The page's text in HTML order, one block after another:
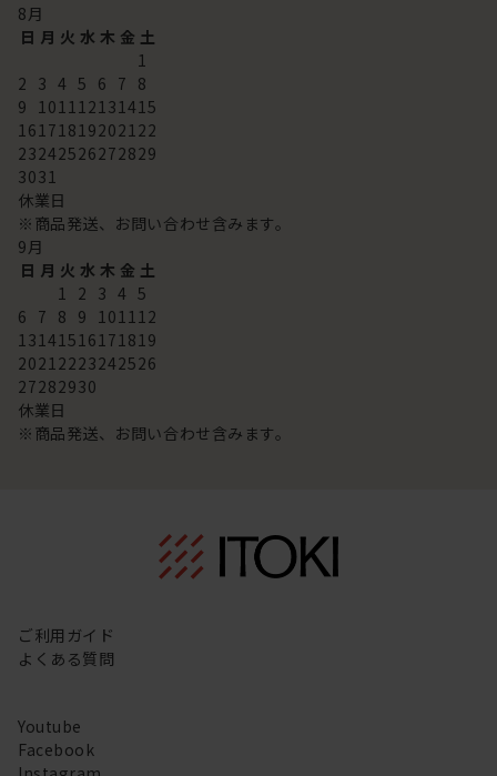
8 月
日 月 火 水 木 金 土
1
2 3 4 5 6 7 8
9
10 11 12 13 14 15
16 17 18 192021 22
23242526272829
3031
休業日
※商品発送、お問い合わせ含みます。
9 月
日 月 火 水 木 金 土
1
2 3 4 5
6 7 8 9 10 11 12
13 14 15 16 17 18 19
2021 2223242526
27282930
休業日
※商品発送、お問い合わせ含みます。
ご利用ガイド
よくある質問
Youtube
Facebook